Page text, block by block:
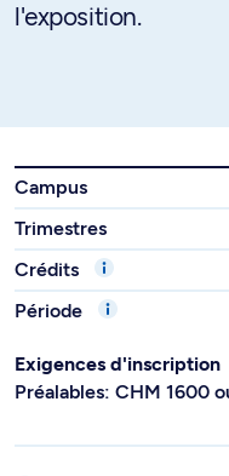
l'exposition.
Campus
Trimestres
Crédits
Période
Exigences d'inscription
Préalables: CHM 1600